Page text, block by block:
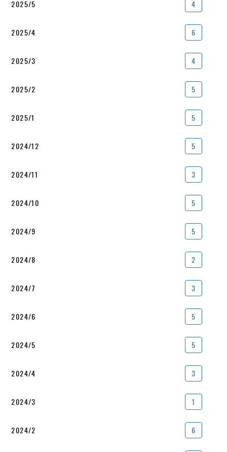
2025/5 4
2025/4 6
2025/3 4
2025/2 5
2025/1 5
2024/12 5
2024/11 3
2024/10 5
2024/9 5
2024/8 2
2024/7 3
2024/6 5
2024/5 5
2024/4 3
2024/3 1
2024/2 6